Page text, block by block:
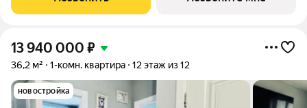
городской среде и при этом быть
13 940 000 ₽
36,2 м² 1-комн. квартира 12 этаж из 12
новостройка